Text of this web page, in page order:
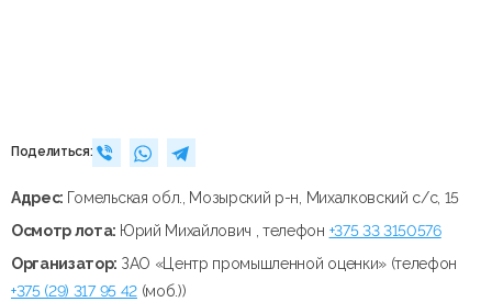
Поделиться:
Адрес: Гомельская обл., Мозырский р-н, Михалковский с/с, 15
Осмотр лота: Юрий Михайлович , телефон +375 33 3150576
Организатор: ЗАО «Центр промышленной оценки» (телефон
+375 (29) 317 95 42(моб.))